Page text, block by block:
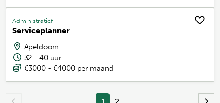
Administratief
Serviceplanner
Apeldoorn
32 - 40 uur
€3000 - €4000 per maand